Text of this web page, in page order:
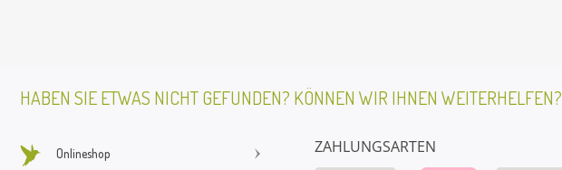
HABEN SIE ETWAS NICHT GEFUNDEN? KÖNNEN WIR IHNEN WEITERHELFEN?
Onlineshop ZAHLUNGSARTEN